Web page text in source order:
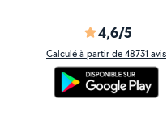
4,6/5
Calculé à partir de 48731 avis